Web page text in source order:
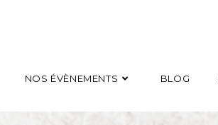
NOS ÉVÈNEMENTS BLOG